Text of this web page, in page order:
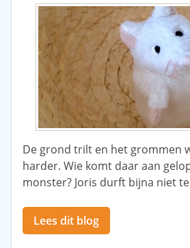
De grond trilt en het grommen
harder. Wie komt daar aan
monster? Joris durft bijna niet
Lees dit blog